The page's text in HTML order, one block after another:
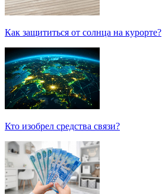
Как защититься от солнца на курорте?
Кто изобрел средства связи?